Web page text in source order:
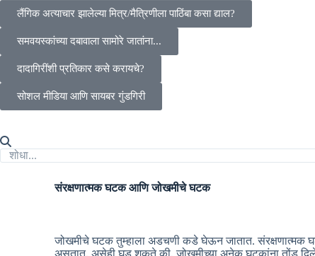
लैंगिक अत्याचार झालेल्या मित्र/मैत्रिणीला पाठिंबा कसा द्याल?
समवयस्कांच्या दबावाला सामोरे जातांना...
दादागिरींशी प्रतिकार कसे करायचे?
सोशल मीडिया आणि सायबर गुंडगिरी
संरक्षणात्मक घटक आणि जोखमीचे घटक
जोखमीचे घटक तुम्हाला अडचणी कडे घेऊन जातात. संरक्षणात्मक